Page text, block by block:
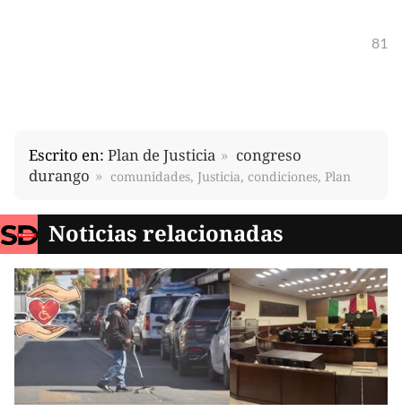
81
Escrito en: Plan de Justicia
congreso
durango
comunidades, Justicia, condiciones, Plan
Noticias relacionadas